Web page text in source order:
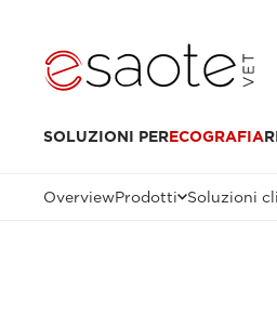
SOLUZIONI PERECOGRAFIA
OverviewProdotti Soluzioni